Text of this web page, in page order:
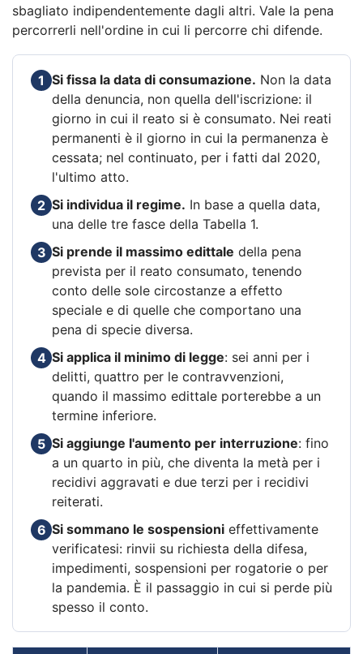
sbagliato indipendentemente dagli altri. Vale la pena
percorrerli nell'ordine in cui li percorre chi difende.
1 Si fissa la data di consumazione. Non la data
della denuncia, non quella dell'iscrizione: il
giorno in cui il reato si è consumato. Nei reati
permanenti è il giorno in cui la permanenza è
cessata; nel continuato, per i fatti dal 2020,
l'ultimo atto.
2 Si individua il regime. In base a quella data,
una delle tre fasce della Tabella 1.
3 Si prende il massimo edittale della pena
prevista per il reato consumato, tenendo
conto delle sole circostanze a effetto
speciale e di quelle che comportano una
pena di specie diversa.
4 Si applica il minimo di legge: sei anni per i
delitti, quattro per le contravvenzioni,
quando il massimo edittale porterebbe a un
termine inferiore.
5 Si aggiunge l'aumento per interruzione: fino
a un quarto in più, che diventa la metà per i
recidivi aggravati e due terzi per i recidivi
reiterati.
6 Si sommano le sospensioni effettivamente
verificatesi: rinvii su richiesta della difesa,
impedimenti, sospensioni per rogatorie o per
la pandemia. È il passaggio in cui si perde più
spesso il conto.